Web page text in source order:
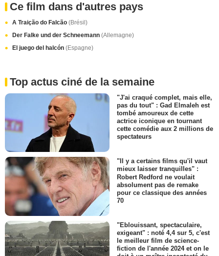
Ce film dans d'autres pays
A Traição do Falcão (Brésil)
Der Falke und der Schneemann (Allemagne)
El juego del halcón (Espagne)
Top actus ciné de la semaine
"J'ai craqué complet, mais elle,
pas du tout" : Gad Elmaleh est
tombé amoureux de cette
actrice iconique en tournant
cette comédie aux 2 millions de
spectateurs
"Il y a certains films qu'il vaut
mieux laisser tranquilles" :
Robert Redford ne voulait
absolument pas de remake
pour ce classique des années
70
"Eblouissant, spectaculaire,
exigeant" : noté 4,4 sur 5, c'est
le meilleur film de science-
fiction de l'année 2024 et on le